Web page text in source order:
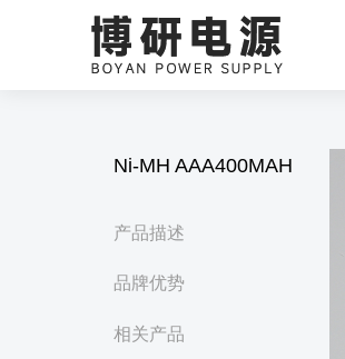
Ni-MH AAA400MAH
产品描述
品牌优势
相关产品